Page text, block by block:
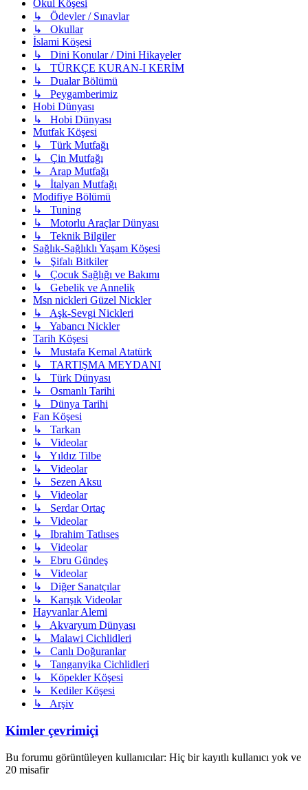
Okul Köşesi
↳ Ödevler / Sınavlar
↳ Okullar
İslami Köşesi
↳ Dini Konular / Dini Hikayeler
↳ TÜRKÇE KURAN-I KERİM
↳ Dualar Bölümü
↳ Peygamberimiz
Hobi Dünyası
↳ Hobi Dünyası
Mutfak Köşesi
↳ Türk Mutfağı
↳ Çin Mutfağı
↳ Arap Mutfağı
↳ İtalyan Mutfağı
Modifiye Bölümü
↳ Tuning
↳ Motorlu Araçlar Dünyası
↳ Teknik Bilgiler
Sağlık-Sağlıklı Yaşam Köşesi
↳ Şifalı Bitkiler
↳ Çocuk Sağlığı ve Bakımı
↳ Gebelik ve Annelik
Msn nickleri Güzel Nickler
↳ Aşk-Sevgi Nickleri
↳ Yabancı Nickler
Tarih Köşesi
↳ Mustafa Kemal Atatürk
↳ TARTIŞMA MEYDANI
↳ Türk Dünyası
↳ Osmanlı Tarihi
↳ Dünya Tarihi
Fan Köşesi
↳ Tarkan
↳ Videolar
↳ Yıldız Tilbe
↳ Videolar
↳ Sezen Aksu
↳ Videolar
↳ Serdar Ortaç
↳ Videolar
↳ Ibrahim Tatlıses
↳ Videolar
↳ Ebru Gündeş
↳ Videolar
↳ Diğer Sanatçılar
↳ Karışık Videolar
Hayvanlar Alemi
↳ Akvaryum Dünyası
↳ Malawi Cichlidleri
↳ Canlı Doğuranlar
↳ Tanganyika Cichlidleri
↳ Köpekler Köşesi
↳ Kediler Köşesi
↳ Arşiv
Kimler çevrimiçi
Bu forumu görüntüleyen kullanıcılar: Hiç bir kayıtlı kullanıcı yok ve
20 misafir